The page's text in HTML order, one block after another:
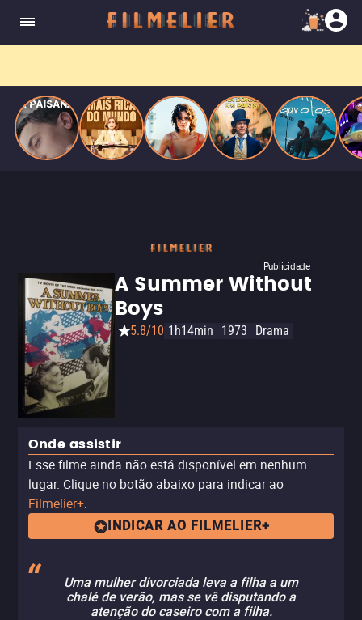
Publicidade
A Summer Without
Boys
5.8/10 1h14min 1973 Drama
Onde assistir
Esse filme ainda não está disponível em nenhum
lugar. Clique no botão abaixo para indicar ao
Filmelier+.
INDICAR AO FILMELIER+
Uma mulher divorciada leva a filha a um
chalé de verão, mas se vê disputando a
atenção do caseiro com a filha.
quando se apaixona por um de seus alvos.